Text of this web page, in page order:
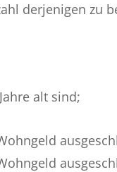
derjenigen zu
alt sind;